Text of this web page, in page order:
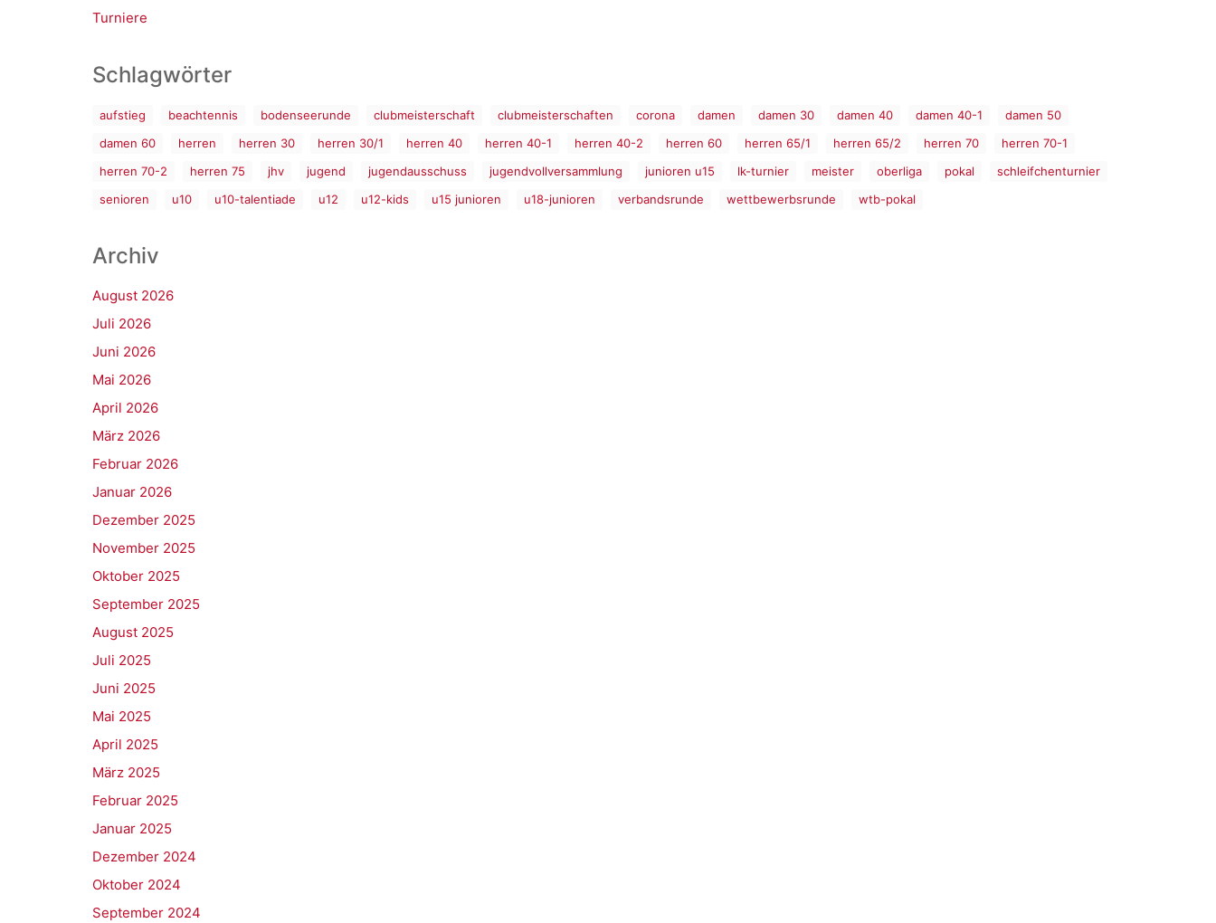
Turniere
Schlagwörter
aufstieg beachtennis bodenseerunde clubmeisterschaft clubmeisterschaften corona damen damen 30 damen 40 damen 40-1
damen 50
damen 60
herren herren 30 herren 30/1 herren 40 herren 40-1 herren 40-2 herren 60 herren 65/1 herren 65/2 herren 70
herren 70-1
herren 70-2
herren 75 jhv jugend jugendausschuss jugendvollversammlung junioren u15 lk-turnier meister oberliga pokal
schleifchenturnier
senioren
u10 u10-talentiade u12 u12-kids u15 junioren u18-junioren verbandsrunde wettbewerbsrunde wtb-pokal
Archiv
August 2026
Juli 2026
Juni 2026
Mai 2026
April 2026
März 2026
Februar 2026
Januar 2026
Dezember 2025
November 2025
Oktober 2025
September 2025
August 2025
Juli 2025
Juni 2025
Mai 2025
April 2025
März 2025
Februar 2025
Januar 2025
Dezember 2024
Oktober 2024
September 2024